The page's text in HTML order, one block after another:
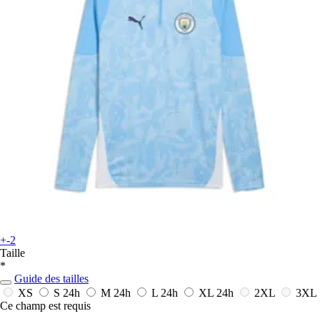
+-2
Taille
*
Guide des tailles
XS
S 24h M 24h L 24h XL 24h 2XL
3XL
Ce champ est requis